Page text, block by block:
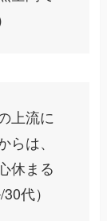
上流に
は、
休まる
代）